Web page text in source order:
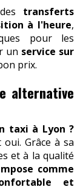
transferts
à l'heure,
pour les
un service sur
prix.
alternative
taxi à Lyon ?
Grâce à sa
et à la qualité
comme
et